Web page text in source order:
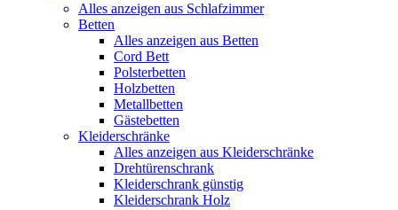
Alles anzeigen aus Schlafzimmer
Betten
Alles anzeigen aus Betten
Cord Bett
Polsterbetten
Holzbetten
Metallbetten
Gästebetten
Kleiderschränke
Alles anzeigen aus Kleiderschränke
Drehtürenschrank
Kleiderschrank günstig
Kleiderschrank Holz